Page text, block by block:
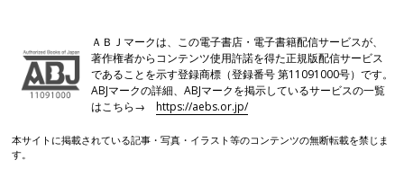
ＡＢＪマークは、この電子書店・電子書籍配信サービスが、
著作権者からコンテンツ使用許諾を得た正規版配信サービス
であることを示す登録商標（登録番号 第11091000号）です。
ABJマークの詳細、ABJマークを掲示しているサービスの一覧
はこちら→https://aebs.or.jp/
本サイトに掲載されている記事・写真・イラスト等のコンテンツの無断転載を禁じま
す。